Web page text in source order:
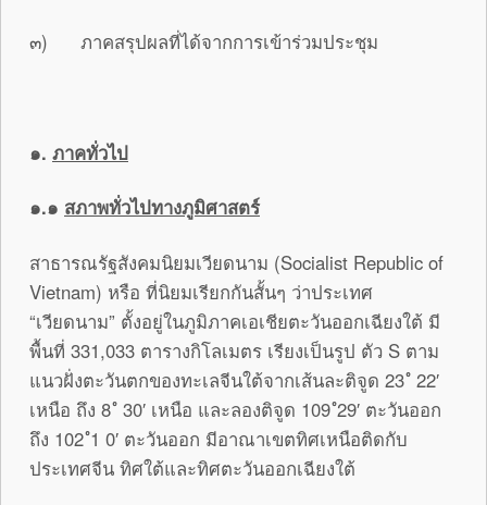
๓) ภาคสรุปผลที่ได้จากการเข้าร่วมประชุม
๑. ภาคทั่วไป
๑.๑ สภาพทั่วไปทางภูมิศาสตร์
สาธารณรัฐสังคมนิยมเวียดนาม (Socialist Republic of
Vietnam) หรือ ที่นิยมเรียกกันสั้นๆ ว่าประเทศ
“เวียดนาม” ตั้งอยู่ในภูมิภาคเอเชียตะวันออกเฉียงใต้ มี
พื้นที่ 331,033 ตารางกิโลเมตร เรียงเป็นรูป ตัว S ตาม
แนวฝั่งตะวันตกของทะเลจีนใต้จากเส้นละติจูด 23 ํ 22′
เหนือ ถึง 8 ํ 30′ เหนือ และลองติจูด 109 ํ29′ ตะวันออก
ถึง 102 ํ1 0′ ตะวันออก มีอาณาเขตทิศเหนือติดกับ
ประเทศจีน ทิศใต้และทิศตะวันออกเฉียงใต้